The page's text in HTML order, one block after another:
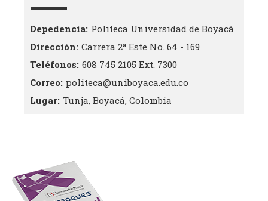
Depedencia Politeca Universidad de Boyacá
Dirección Carrera 2ª Este No. 64 - 169
Teléfonos 608 745 2105 Ext. 7300
Correo politeca@uniboyaca.edu.co
Lugar Tunja, Boyacá, Colombia